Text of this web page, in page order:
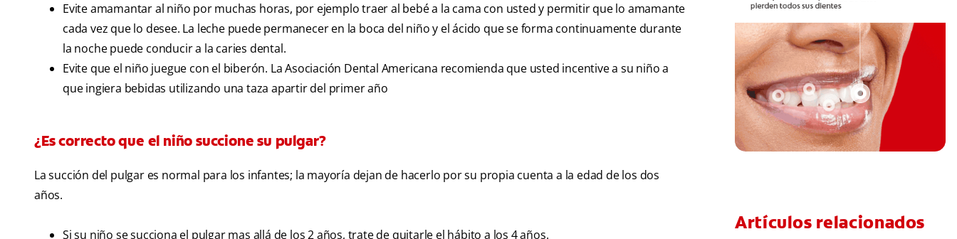
Evite amamantar al niño por muchas horas, por ejemplo traer al bebé a la cama con usted y permitir que lo amamante
cada vez que lo desee. La leche puede permanecer en la boca del niño y el ácido que se forma continuamente durante
la noche puede conducir a la caries dental.
Evite que el niño juegue con el biberón. La Asociación Dental Americana recomienda que usted incentive a su niño a
que ingiera bebidas utilizando una taza apartir del primer año
¿Es correcto que el niño succione su pulgar?
La succión del pulgar es normal para los infantes; la mayoría dejan de hacerlo por su propia cuenta a la edad de los dos
años.
Si su niño se succiona el pulgar mas allá de los 2 años, trate de quitarle el hábito a los 4 años.
Artículos relacionados